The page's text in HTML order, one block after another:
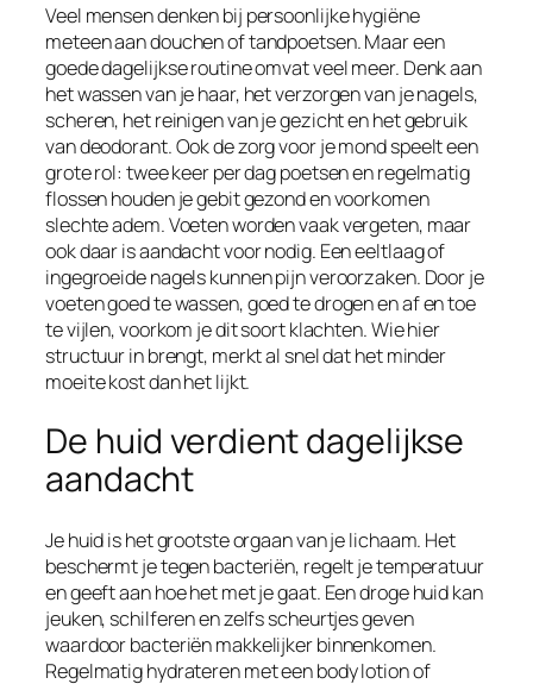
Veel mensen denken bij persoonlijke hygiëne
meteen aan douchen of tandpoetsen. Maar een
goede dagelijkse routine omvat veel meer. Denk aan
het wassen van je haar, het verzorgen van je nagels,
scheren, het reinigen van je gezicht en het gebruik
van deodorant. Ook de zorg voor je mond speelt een
grote rol: twee keer per dag poetsen en regelmatig
flossen houden je gebit gezond en voorkomen
slechte adem. Voeten worden vaak vergeten, maar
ook daar is aandacht voor nodig. Een eeltlaag of
ingegroeide nagels kunnen pijn veroorzaken. Door je
voeten goed te wassen, goed te drogen en af en toe
te vijlen, voorkom je dit soort klachten. Wie hier
structuur in brengt, merkt al snel dat het minder
moeite kost dan het lijkt.
De huid verdient dagelijkse
aandacht
Je huid is het grootste orgaan van je lichaam. Het
beschermt je tegen bacteriën, regelt je temperatuur
en geeft aan hoe het met je gaat. Een droge huid kan
jeuken, schilferen en zelfs scheurtjes geven
waardoor bacteriën makkelijker binnenkomen.
Regelmatig hydrateren met een body lotion of